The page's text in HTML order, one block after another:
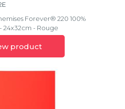
Forever® 220 100%
24x32cm - Rouge
product